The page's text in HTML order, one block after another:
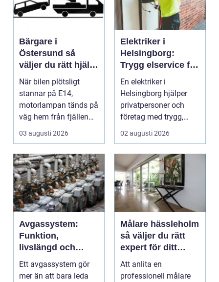
Bärgare i
Östersund så
väljer du rätt hjälp
när bilen stannar
När bilen plötsligt
stannar på E14,
motorlampan tänds på
väg hem från fjällen
eller en tung lastbil ...
03 augusti 2026
Elektriker i
Helsingborg:
Trygg elservice för
hem och företag
En elektriker i
Helsingborg hjälper
privatpersoner och
företag med trygg,
säker och e...
02 augusti 2026
Avgassystem:
Funktion,
livslängd och
smarta val för
bilägare
Ett avgassystem gör
mer än att bara leda
Målare hässleholm
så väljer du rätt
expert för ditt
måleriprojekt
Att anlita en
professionell målare